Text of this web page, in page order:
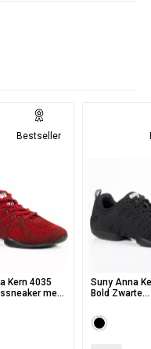
Bestseller
4035
met
Suny Anna Kern
Bold Zwarte
Kunststof